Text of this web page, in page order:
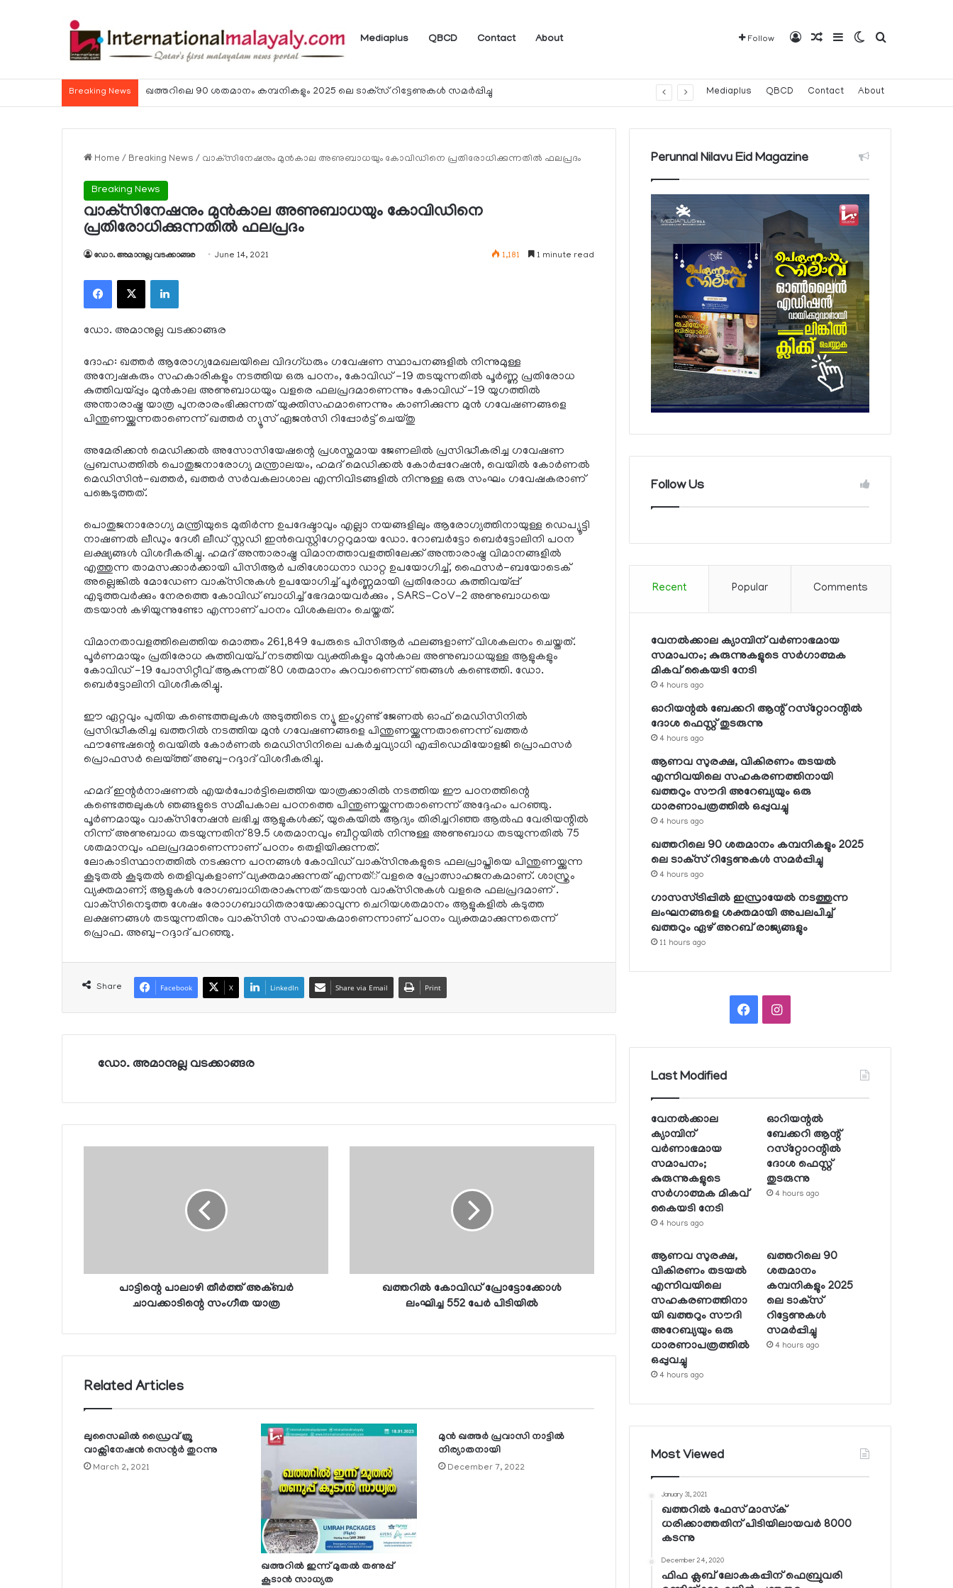
Mediaplus QBCD Contact About Follow Log InRandom Article
SidebarSwitch skin
Search for
Breaking News ഹോര്‍മുസ് കടലിടുക്ക് ഉടന്‍ തുറന്നേക്കും Mediaplus QBCD Contact About
Home / Breaking News / വാക്‌സിനേഷനും മുന്‍കാല അണുബാധയും കോവിഡിനെ പ്രതിരോധിക്കുന്നതില്‍ ഫലപ്രദം
Breaking News
വാക്‌സിനേഷനും മുന്‍കാല അണുബാധയും കോവിഡിനെ
പ്രതിരോധിക്കുന്നതില്‍ ഫലപ്രദം
ഡോ. അമാനുല്ല വടക്കാങ്ങര June 14, 2021 1,181 1 minute read
Facebook
X LinkedIn
ഡോ. അമാനുല്ല വടക്കാങ്ങര
ദോഹ: ഖത്തര്‍ ആരോഗ്യമേഖലയിലെ വിദഗ്ധരും ഗവേഷണ സ്ഥാപനങ്ങളില്‍ നിന്നുമുള്ള
അന്വേഷകരും സഹകാരികളും നടത്തിയ ഒരു പഠനം, കോവിഡ് -19 തടയുന്നതില്‍ പൂര്‍ണ്ണ പ്രതിരോധ
കുത്തിവയ്പ്പും മുന്‍കാല അണുബാധയും വളരെ ഫലപ്രദമാണെന്നും കോവിഡ് -19 യുഗത്തില്‍
അന്താരാഷ്ട്ര യാത്ര പുനരാരംഭിക്കുന്നത് യുക്തിസഹമാണെന്നും കാണിക്കുന്ന മുന്‍ ഗവേഷണങ്ങളെ
പിന്തുണയ്ക്കുന്നതാണെന്ന് ഖത്തര്‍ ന്യൂസ് ഏജന്‍സി റിപ്പോര്‍ട്ട് ചെയ്തു
അമേരിക്കന്‍ മെഡിക്കല്‍ അസോസിയേഷന്റെ പ്രശസ്തമായ ജേണലില്‍ പ്രസിദ്ധീകരിച്ച ഗവേഷണ
പ്രബന്ധത്തില്‍ പൊതുജനാരോഗ്യ മന്ത്രാലയം, ഹമദ് മെഡിക്കല്‍ കോര്‍പ്പറേഷന്‍, വെയില്‍ കോര്‍ണല്‍
മെഡിസിന്‍-ഖത്തര്‍, ഖത്തര്‍ സര്‍വകലാശാല എന്നിവിടങ്ങളില്‍ നിന്നുള്ള ഒരു സംഘം ഗവേഷകരാണ്
പങ്കെടുത്തത്.
പൊതുജനാരോഗ്യ മന്ത്രിയുടെ മുതിര്‍ന്ന ഉപദേഷ്ടാവും എല്ലാ നയങ്ങളിലും ആരോഗ്യത്തിനായുള്ള ഡെപ്യൂട്ടി
നാഷണല്‍ ലീഡും ദേശീ ലീഡ് സ്റ്റഡി ഇന്‍വെസ്റ്റിഗേറ്ററുമായ ഡോ. റോബര്‍ട്ടോ ബെര്‍ട്ടോലിനി പഠന
ലക്ഷ്യങ്ങള്‍ വിശദീകരിച്ചു. ഹമദ് അന്താരാഷ്ട്ര വിമാനത്താവളത്തിലേക്ക് അന്താരാഷ്ട്ര വിമാനങ്ങളില്‍
എത്തുന്ന താമസക്കാര്‍ക്കായി പിസിആര്‍ പരിശോധനാ ഡാറ്റ ഉപയോഗിച്ച്, ഫൈസര്‍-ബയോടെക്
അല്ലെങ്കില്‍ മോഡേണ വാക്‌സിനുകള്‍ ഉപയോഗിച്ച് പൂര്‍ണ്ണമായി പ്രതിരോധ കുത്തിവയ്പ്പ്
എടുത്തവര്‍ക്കും നേരത്തെ കോവിഡ് ബാധിച്ച് ഭേദമായവര്‍ക്കും , SARS-CoV-2 അണുബാധയെ
തടയാന്‍ കഴിയുന്നുണ്ടോ എന്നാണ് പഠനം വിശകലനം ചെയ്തത്.
വിമാനതാവളത്തിലെത്തിയ മൊത്തം 261,849 പേരുടെ പിസിആര്‍ ഫലങ്ങളാണ് വിശകലനം ചെയ്തത്.
പൂര്‍ണമായും പ്രതിരോധ കുത്തിവയ്പ് നടത്തിയ വ്യക്തികളും മുന്‍കാല അണുബാധയുള്ള ആളുകളും
കോവിഡ് -19 പോസിറ്റീവ് ആകുന്നത് 80 ശതമാനം കുറവാണെന്ന് ഞങ്ങള്‍ കണ്ടെത്തി. ഡോ.
ബെര്‍ട്ടോലിനി വിശദീകരിച്ചു.
ഈ ഏറ്റവും പുതിയ കണ്ടെത്തലുകള്‍ അടുത്തിടെ ന്യൂ ഇംഗ്ലണ്ട് ജേണല്‍ ഓഫ് മെഡിസിനില്‍
പ്രസിദ്ധീകരിച്ച ഖത്തറില്‍ നടത്തിയ മുന്‍ ഗവേഷണങ്ങളെ പിന്തുണയ്ക്കുന്നതാണെന്ന് ഖത്തര്‍
ഫൗണ്ടേഷന്റെ വെയില്‍ കോര്‍ണല്‍ മെഡിസിനിലെ പകര്‍ച്ചവ്യാധി എപ്പിഡെമിയോളജി പ്രൊഫസര്‍
പ്രൊഫസര്‍ ലെയ്ത്ത് അബു-റദ്ദാദ് വിശദീകരിച്ചു.
ഹമദ് ഇന്റര്‍നാഷണല്‍ എയര്‍പോര്‍ട്ടിലെത്തിയ യാത്രക്കാരില്‍ നടത്തിയ ഈ പഠനത്തിന്റെ
കണ്ടെത്തലുകള്‍ ഞങ്ങളുടെ സമീപകാല പഠനത്തെ പിന്തുണയ്ക്കുന്നതാണെന്ന് അദ്ദേഹം പറഞ്ഞു.
പൂര്‍ണമായും വാക്‌സിനേഷന്‍ ലഭിച്ച ആളുകള്‍ക്ക്, യുകെയില്‍ ആദ്യം തിരിച്ചറിഞ്ഞ ആല്‍ഫ വേരിയന്റില്‍
നിന്ന് അണുബാധ തടയുന്നതിന് 89.5 ശതമാനവും ബീറ്റയില്‍ നിന്നുള്ള അണുബാധ തടയുന്നതില്‍ 75
ശതമാനവും ഫലപ്രദമാണെന്നാണ് പഠനം തെളിയിക്കുന്നത്.
ലോകാടിസ്ഥാനത്തില്‍ നടക്കുന്ന പഠനങ്ങള്‍ കോവിഡ് വാക്‌സിനുകളുടെ ഫലപ്രാപ്തിയെ പിന്തുണയ്ക്കുന്ന
കൂടുതല്‍ കൂടുതല്‍ തെളിവുകളാണ് വ്യക്തമാക്കുന്നത് എന്നത്് വളരെ പ്രോത്സാഹജനകമാണ്. ശാസ്ത്രം
വ്യക്തമാണ്; ആളുകള്‍ രോഗബാധിതരാകുന്നത് തടയാന്‍ വാക്‌സിനുകള്‍ വളരെ ഫലപ്രദമാണ് .
വാക്‌സിനെടുത്ത ശേഷം രോാഗബാധിതരായേക്കാവുന്ന ചെറിയശതമാനം ആളുകളില്‍ കടുത്ത
ലക്ഷണങ്ങള്‍ തടയുന്നതിനും വാക്‌സിന്‍ സഹായകമാണെന്നാണ് പഠനം വ്യക്തമാക്കുന്നതെന്ന്
പ്രൊഫ. അബു-റദ്ദാദ് പറഞ്ഞു.
Share Facebook X LinkedIn Share via Email Print
ഡോ. അമാനുല്ല വടക്കാങ്ങര
പാട്ടിന്റെ പാലാഴി തീര്‍ത്ത് അക്ബര്‍
ചാവക്കാടിന്റെ സംഗീത യാത്ര
ഖത്തറില്‍ കോവിഡ് പ്രോട്ടോക്കോള്‍
ലംഘിച്ച 552 പേര്‍ പിടിയില്‍
Related Articles
ലുസൈലില്‍ ഡ്രൈവ് ത്രൂ
വാക്സിനേഷന്‍ സെന്റര്‍ തുറന്നു
March 2, 2021
ഖത്തറില്‍ ഇന്ന് മുതല്‍ തണുപ്പ്
കൂടാന്‍ സാധ്യത
മുന്‍ ഖത്തര്‍ പ്രവാസി നാട്ടില്‍
നിര്യാതനായി
December 7, 2022
Perunnal Nilavu Eid Magazine
Follow Us
Recent Popular Comments
വേനല്‍ക്കാല ക്യാമ്പിന് വര്‍ണാഭമായ
സമാപനം; കുരുന്നുകളുടെ സര്‍ഗാത്മക
മികവ് കൈയടി നേടി
4 hours ago
ഓറിയന്റല്‍ ബേക്കറി ആന്റ് റസ്‌റ്റോറന്റില്‍
ദോശ ഫെസ്റ്റ് തുടരുന്നു
4 hours ago
ആണവ സുരക്ഷ, വികിരണം തടയല്‍
എന്നിവയിലെ സഹകരണത്തിനായി
ഖത്തറും സൗദി അറേബ്യയും ഒരു
ധാരണാപത്രത്തില്‍ ഒപ്പുവച്ചു
4 hours ago
ഖത്തറിലെ 90 ശതമാനം കമ്പനികളും 2025
ലെ ടാക്‌സ് റിട്ടേണുകള്‍ സമര്‍പ്പിച്ചു
4 hours ago
ഗാസസ്ട്രിപ്പില്‍ ഇസ്രായേല്‍ നടത്തുന്ന
ലംഘനങ്ങളെ ശക്തമായി അപലപിച്ച്
ഖത്തറും ഏഴ് അറബ് രാജ്യങ്ങളും
11 hours ago
FacebookInstagram
Last Modified
വേനല്‍ക്കാല
ക്യാമ്പിന്
വര്‍ണാഭമായ
സമാപനം;
കുരുന്നുകളുടെ
സര്‍ഗാത്മക മികവ്
കൈയടി നേടി
4 hours ago
ഓറിയന്റല്‍
ബേക്കറി ആന്റ്
റസ്‌റ്റോറന്റില്‍
ദോശ ഫെസ്റ്റ്
തുടരുന്നു
4 hours ago
ആണവ സുരക്ഷ,
വികിരണം തടയല്‍
എന്നിവയിലെ
സഹകരണത്തിനാ
യി ഖത്തറും സൗദി
അറേബ്യയും ഒരു
ധാരണാപത്രത്തില്‍
ഒപ്പുവച്ചു
4 hours ago
ഖത്തറിലെ 90
ശതമാനം
കമ്പനികളും 2025
ലെ ടാക്‌സ്
റിട്ടേണുകള്‍
സമര്‍പ്പിച്ചു
4 hours ago
Most Viewed
January 31, 2021
ഖത്തറില്‍ ഫേസ് മാസ്‌ക്
ധരിക്കാത്തതിന് പിടിയിലായവര്‍ 8000
കടന്നു
December 24, 2020
ഫിഫ ക്ലബ് ലോകകപ്പിന് ഫെബ്രുവരി